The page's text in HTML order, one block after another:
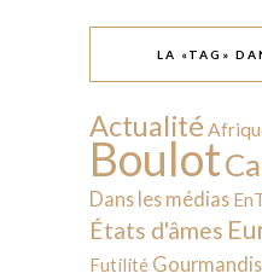
LA «TAG»
Actualité
Boulot
Dans les médias
États d'âmes
Futilité